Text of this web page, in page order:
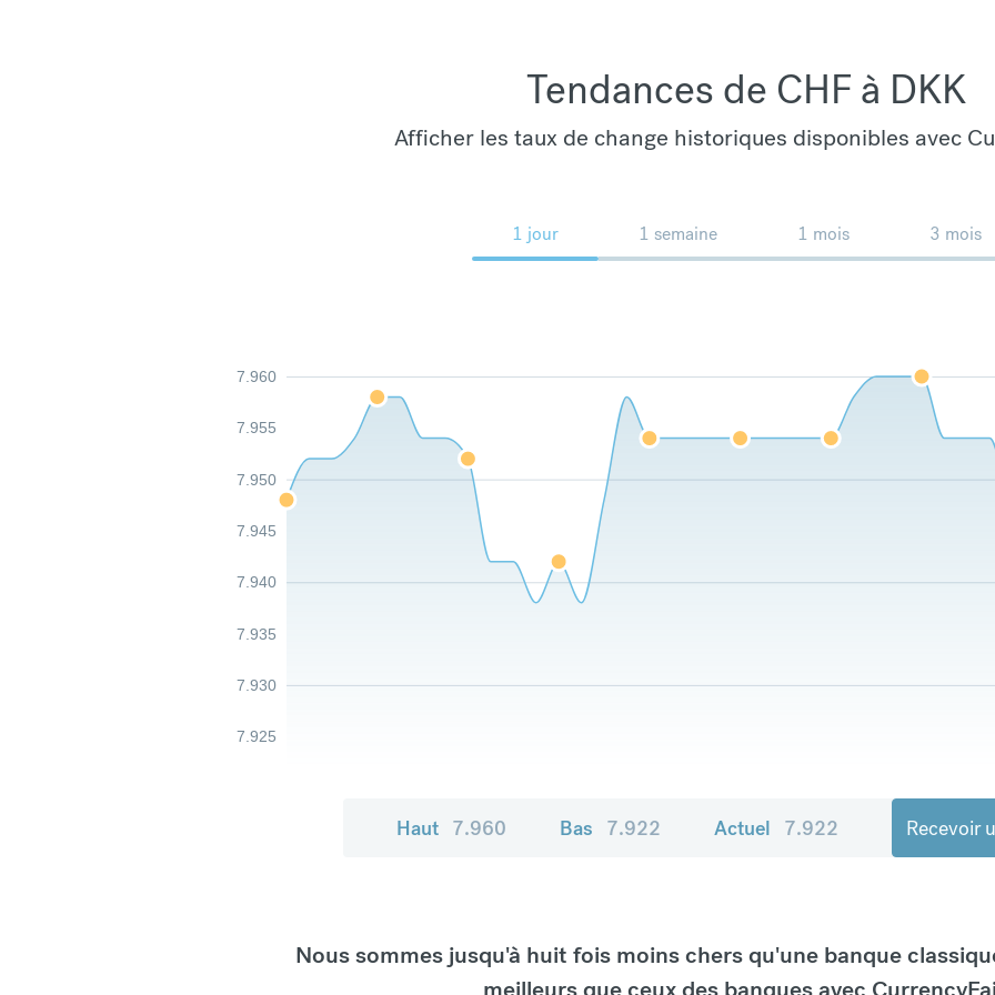
Tendances de CHF à DKK
Afficher les taux de change historiques disponibles avec
1 jour 1 semaine 1 mois 3 mois
7.925
7.930
7.935
7.940
7.945
7.950
7.955
7.960
Haut 7.960 Bas 7.922 Actuel 7.922 Recevoir
Nous sommes jusqu'à huit fois moins chers qu'une banque
meilleurs que ceux des banques avec